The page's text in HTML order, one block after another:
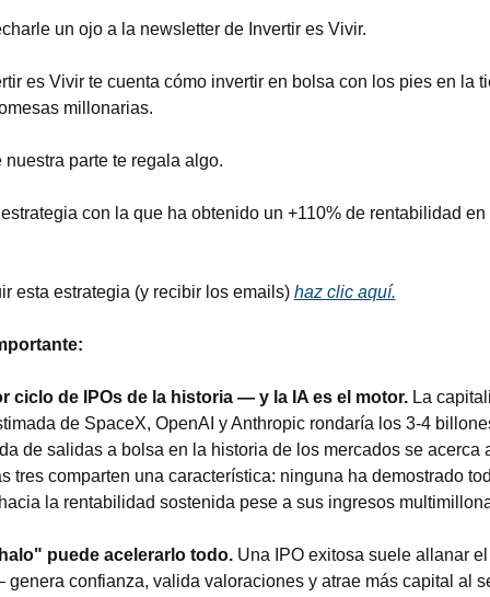
un ojo a la newsletter de Invertir es Vivir.
es Vivir te cuenta cómo invertir en bolsa con los pies en la
millonarias.
nuestra parte te regala algo.
con la que ha obtenido un +110% de rentabilidad
esta estrategia (y recibir los emails) haz clic aquí.
ciclo de IPOs de la historia — y la IA es el motor. La
de SpaceX, OpenAI y Anthropic rondaría los 3-4
de salidas a bolsa en la historia de los mercados se acerca
tres comparten una característica: ninguna ha demostrado
la rentabilidad sostenida pese a sus ingresos
puede acelerarlo todo. Una IPO exitosa suele allanar
confianza, valida valoraciones y atrae más capital al